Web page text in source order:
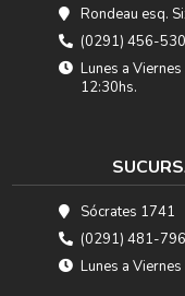
Rondeau esq.
(0291) 456-
Lunes a
12:30hs.
Sócrates 1741
(0291) 481-
Lunes a